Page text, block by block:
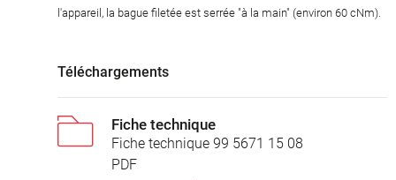
l'appareil, la bague filetée est serrée "à la main" (environ 60 cNm).
Téléchargements
Fiche technique
Fiche technique 99 5671 15 08
PDF